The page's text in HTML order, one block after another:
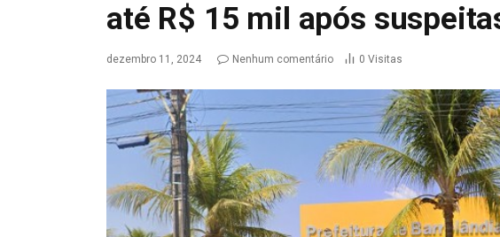
até R$ 15 mil após
dezembro 11, 2024 Nenhum comentário 0 Visitas